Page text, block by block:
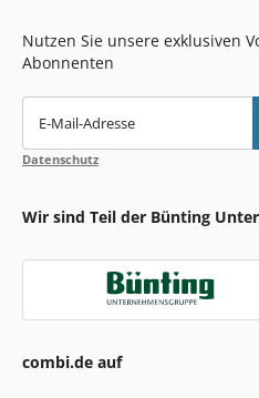
Nutzen Sie unsere exklusiven
Abonnenten
E-Mail-Adresse
Datenschutz
Wir sind Teil der Bünting
combi.de auf